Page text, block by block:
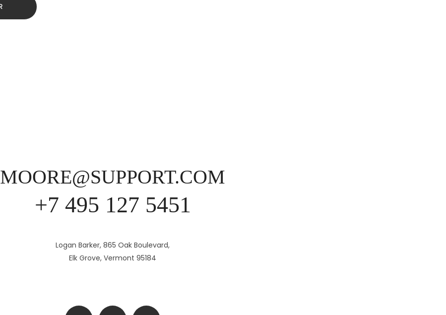
MOORE@SUPPORT.COM
+7 495 127 5451
Logan Barker, 865 Oak Boulevard,
Elk Grove, Vermont 95184